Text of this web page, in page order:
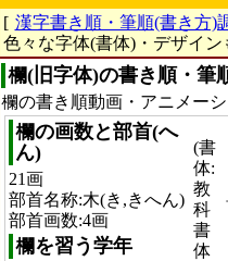
[ 漢字書き順・筆順(書き方)
色々な字体(書体)・デザイン
欄(旧字体)の書き順・筆
欄の書き順動画・アニメー
(書
体:
教
科
書
体
欄の画数と部首(へ
ん)
21画
部首名称:木(き,きへん)
部首画数:4画
欄を習う学年